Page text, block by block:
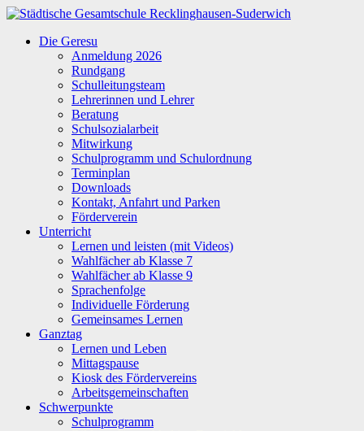
Zum
springen
Städtische
Gesamtschule
Recklinghausen-
Suderwich
Die Geresu
Anmeldung 2026
Rundgang
Schulleitungsteam
Lehrerinnen und Lehrer
Beratung
Schulsozialarbeit
Mitwirkung
Schulprogramm und Schulordnung
Terminplan
Downloads
Kontakt, Anfahrt und Parken
Förderverein
Unterricht
Lernen und leisten (mit Videos)
Wahlfächer ab Klasse 7
Wahlfächer ab Klasse 9
Sprachenfolge
Individuelle Förderung
Gemeinsames Lernen
Ganztag
Lernen und Leben
Mittagspause
Kiosk des Fördervereins
Arbeitsgemeinschaften
Schwerpunkte
Schulprogramm